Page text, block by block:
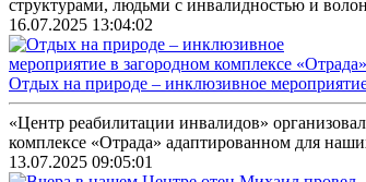
структурами, людьми с инвалидностью и
16.07.2025 13:04:02
Отдых на природе – инклюзивное
«Центр реабилитации инвалидов»
комплексе «Отрада» адаптированном для
13.07.2025 09:05:01